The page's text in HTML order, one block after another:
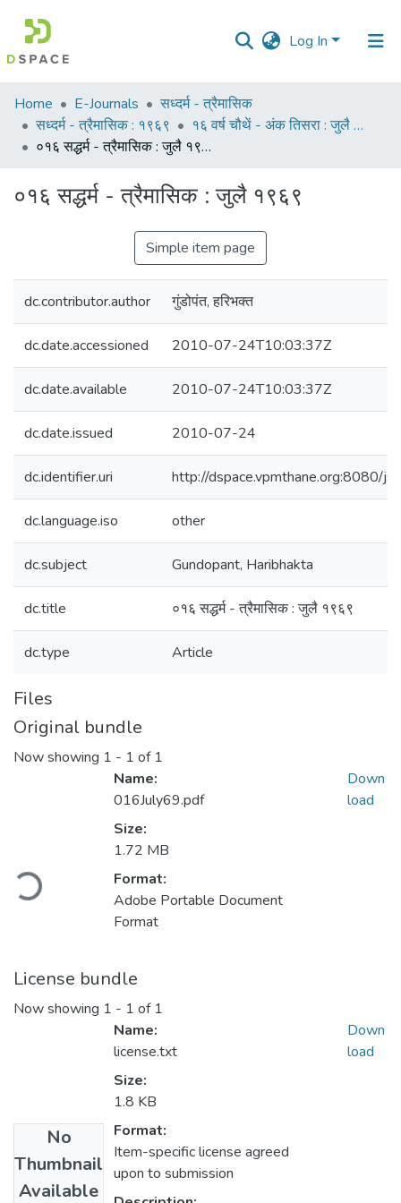
Log In
Communities
&
Collections
All of DSpace
Home E-Journals
सध्दर्म - त्रैमासिक
सध्दर्म - त्रैमासिक : १९६९
१६ वर्ष चौथें - अंक तिसरा : जुलै १९६९
०१६ सद्धर्म - त्रैमासिक : जुलै १९६९
०१६ सद्धर्म - त्रैमासिक : जुलै १९६९
Simple item page
dc.contributor.author गुंडोपंत, हरिभक्‍त
dc.date.accessioned 2010-07-24T10:03:37Z
dc.date.available 2010-07-24T10:03:37Z
dc.date.issued 2010-07-24
dc.identifier.uri http://dspace.vpmthane.org:8080/
dc.language.iso other
dc.subject Gundopant, Haribhakta
dc.title ०१६ सद्धर्म - त्रैमासिक : जुलै १९६९
dc.type Article
Files
Original bundle
Now showing 1 - 1 of 1
Name:
016July69.pdf
Size:
1.72 MB
Format:
Adobe Portable Document
Format
Down
load
License bundle
Now showing 1 - 1 of 1
No
Thumbnail
Available
Name:
license.txt
Size:
1.8 KB
Format:
Item-specific license agreed
upon to submission
Down
load